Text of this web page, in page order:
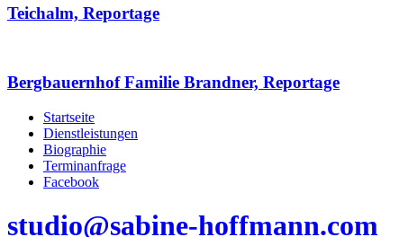
Teichalm, Reportage
Bergbauernhof Familie Brandner, Reportage
Startseite
Dienstleistungen
Biographie
Terminanfrage
Facebook
studio@sabine-hoffmann.com